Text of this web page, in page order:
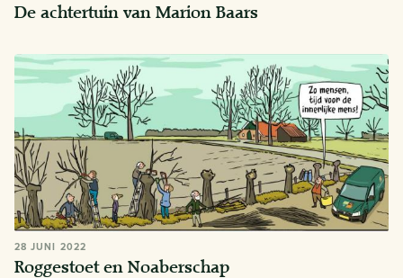
De achtertuin van Marion Baars
28 JUNI 2022
Roggestoet en Noaberschap